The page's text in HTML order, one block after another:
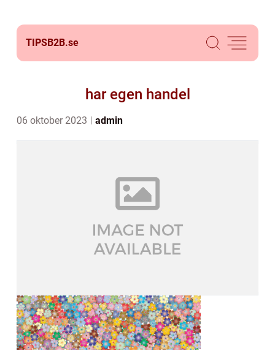
TIPSB2B.se
har egen handel
06 oktober 2023 admin